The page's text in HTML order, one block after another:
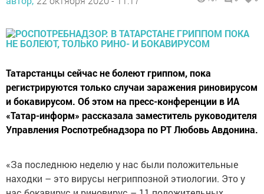
Татарстанцы сейчас не болеют гриппом, пока
регистрируются только случаи заражения риновирусом
и бокавирусом. Об этом на пресс-конференции в ИА
«Татар-информ» рассказала заместитель руководителя
Управления Роспотребнадзора по РТ Любовь Авдонина.
«За последнюю неделю у нас были положительные
находки – это вирусы негриппозной этиологии. Это у
нас бокавирус и риновирус – 11 положительных